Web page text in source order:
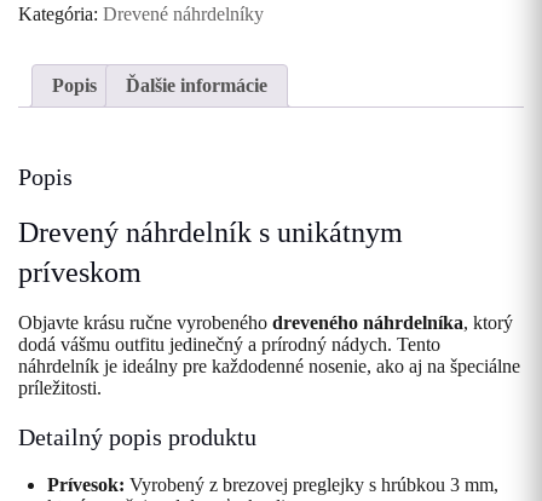
Kategória: Drevené náhrdelníky
Popis Ďalšie informácie
Popis
Drevený náhrdelník s unikátnym
príveskom
Objavte krásu ručne vyrobeného dreveného náhrdelníka, ktorý
dodá vášmu outfitu jedinečný a prírodný nádych. Tento
náhrdelník je ideálny pre každodenné nosenie, ako aj na špeciálne
príležitosti.
Detailný popis produktu
Prívesok: Vyrobený z brezovej preglejky s hrúbkou 3 mm,